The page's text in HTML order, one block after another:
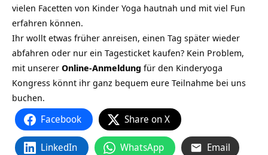
vielen Facetten von Kinder Yoga hautnah und mit viel Fun
erfahren können.
Ihr wollt etwas früher anreisen, einen Tag später wieder
abfahren oder nur ein Tagesticket kaufen? Kein Problem,
mit unserer Online-Anmeldung für den Kinderyoga
Kongress könnt ihr ganz bequem eure Teilnahme bei uns
buchen.
Facebook Share on X
LinkedIn WhatsApp Email